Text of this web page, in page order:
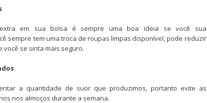
em sua bolsa é sempre uma boa ideia se você sua
sempre tem uma troca de roupas limpas disponível, pode reduzir
se sinta mais seguro.
a quantidade de suor que produzimos, portanto evite as
nos almoços durante a semana.